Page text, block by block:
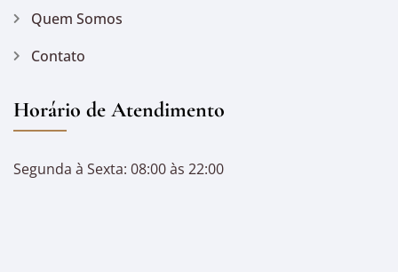
Quem Somos
Contato
Horário de Atendimento
Segunda à Sexta: 08:00 às 22:00